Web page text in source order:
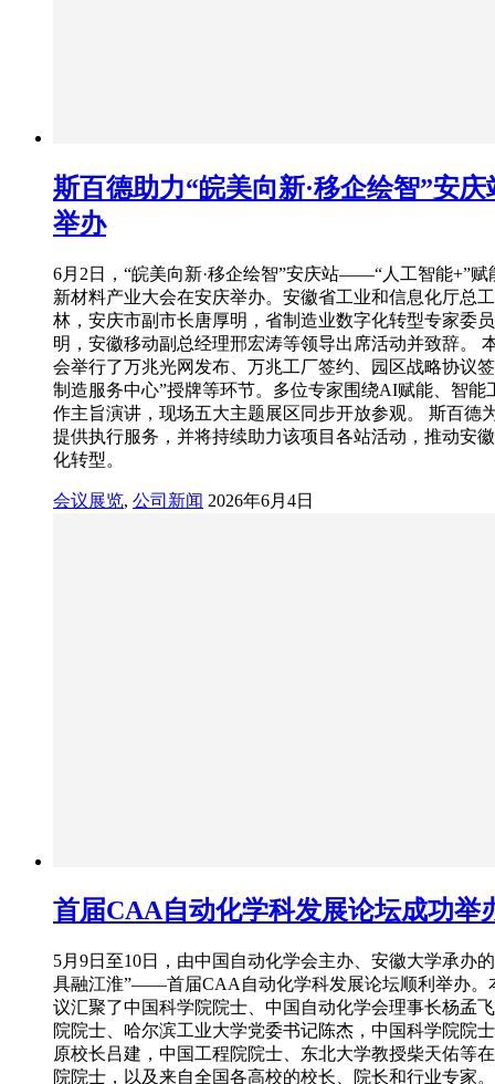
斯百德助力“皖美向新·移企绘智”安庆
举办
6月2日，“皖美向新·移企绘智”安庆站——“人工智能+”赋
新材料产业大会在安庆举办。安徽省工业和信息化厅总
林，安庆市副市长唐厚明，省制造业数字化转型专家委
明，安徽移动副总经理邢宏涛等领导出席活动并致辞。
会举行了万兆光网发布、万兆工厂签约、园区战略协议
制造服务中心”授牌等环节。多位专家围绕AI赋能、智能
作主旨演讲，现场五大主题展区同步开放参观。 斯百德
提供执行服务，并将持续助力该项目各站活动，推动安
化转型。
会议展览, 公司新闻 2026年6月4日
首届CAA自动化学科发展论坛成功举
5月9日至10日，由中国自动化学会主办、安徽大学承办
具融江淮”——首届CAA自动化学科发展论坛顺利举办。
议汇聚了中国科学院院士、中国自动化学会理事长杨孟
院院士、哈尔滨工业大学党委书记陈杰，中国科学院院
原校长吕建，中国工程院院士、东北大学教授柴天佑等
院院士，以及来自全国各高校的校长、院长和行业专家